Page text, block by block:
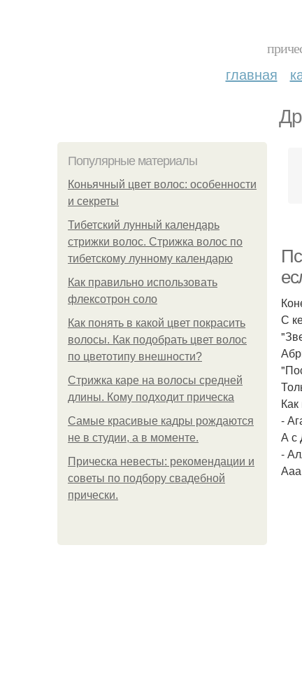
главная
Популярные материалы
Коньячный цвет волос: особенности
и секреты
Тибетский лунный календарь
стрижки волос. Стрижка волос по
тибетскому лунному календарю
Как правильно использовать
флексотрон соло
Как понять в какой цвет покрасить
волосы. Как подобрать цвет волос
по цветотипу внешности?
Стрижка каре на волосы средней
длины. Кому подходит прическа
Самые красивые кадры рождаются
не в студии, а в моменте.
Прическа невесты: рекомендации и
советы по подбору свадебной
прически.
С
-
А с
-